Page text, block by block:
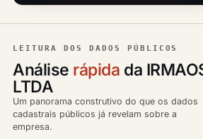
LEITURA DOS DADOS PÚBLICOS
Análise rápida da
LTDA
Um panorama construtivo do que os dados
cadastrais públicos já revelam sobre a
empresa.